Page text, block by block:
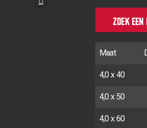
ZOEK
Maat
4,0 x 40
4,0 x 50
4,0 x 60